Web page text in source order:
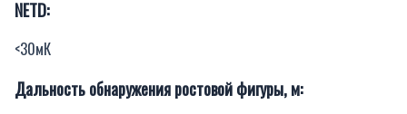
NETD:
<30мК
Дальность обнаружения ростовой фигуры, м: